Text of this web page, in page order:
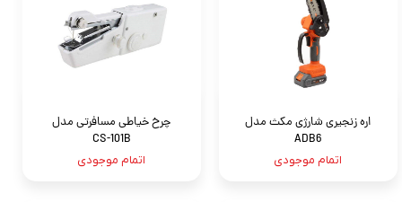
اره زنجیری شارژی مکث مدل
ADB6
اتمام موجودی
چرخ خیاطی مسافرتی مدل
CS-101B
اتمام موجودی